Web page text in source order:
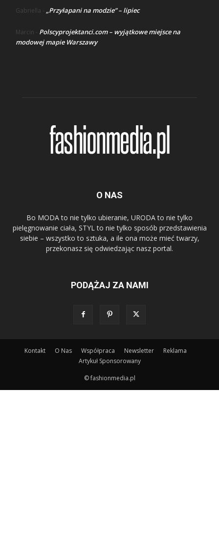
Gabriella - „Przyłapani na modzie” – lipiec
Marcin - Polscyprojektanci.com – wyjątkowe miejsce na
modowej mapie Warszawy
O NAS
Bo MODA to nie tylko ubieranie, URODA to nie tylko
pielęgnowanie ciała, STYL to nie tylko sposób przedstawienia
siebie – wszystko to sztuka, a ile ona może mieć twarzy,
przekonasz się odwiedzając nasz portal.
PODĄŻAJ ZA NAMI
Kontakt O Nas Współpraca Newsletter
Reklama
Artykuł Sponsorowany
© fashionmedia.pl